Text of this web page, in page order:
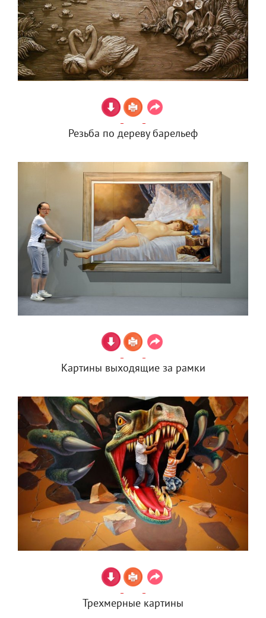
Резьба по дереву барельеф
Картины выходящие за рамки
Трехмерные картины